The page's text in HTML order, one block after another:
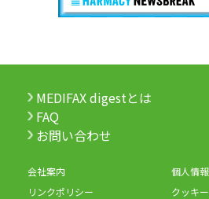
MEDIFAX digestとは
FAQ
お問い合わせ
会社案内
個人情
リンクポリシー
クッキ